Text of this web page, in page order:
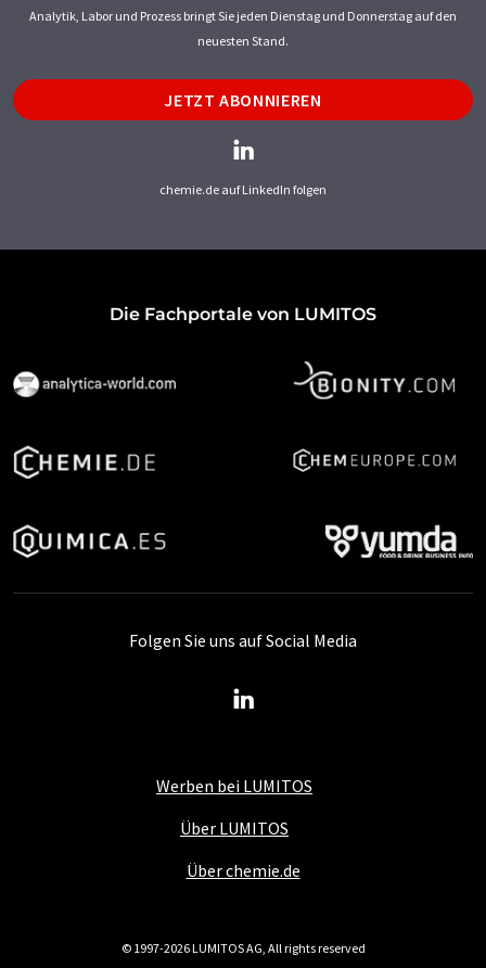
Analytik, Labor und Prozess bringt Sie jeden Dienstag und Donnerstag auf den
neuesten Stand.
JETZT ABONNIEREN
chemie.de auf LinkedIn folgen
Die Fachportale von LUMITOS
Werben bei LUMITOS
Über LUMITOS
Über chemie.de
Folgen Sie uns auf Social Media
© 1997-2026 LUMITOS AG, All rights reserved